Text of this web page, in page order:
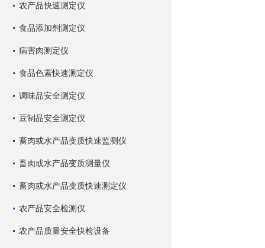
农产品快速测定仪
食品添加剂测定仪
病害肉测定仪
食品色素快速测定仪
调味品安全测定仪
豆制品安全测定仪
畜肉或水产品变质快速监测仪
畜肉或水产品变质测量仪
畜肉或水产品变质快速测定仪
农产品安全检测仪
农产品质量安全快检设备